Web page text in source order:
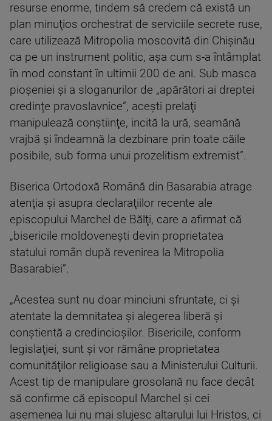
resurse enorme, tindem să credem că există un
plan minuţios orchestrat de serviciile secrete ruse,
care utilizează Mitropolia moscovită din Chişinău
ca pe un instrument politic, aşa cum s-a întâmplat
în mod constant în ultimii 200 de ani. Sub masca
pioşeniei şi a sloganurilor de „apărători ai dreptei
credinţe pravoslavnice”, aceşti prelaţi
manipulează conştiinţe, incită la ură, seamănă
vrajbă şi îndeamnă la dezbinare prin toate căile
posibile, sub forma unui prozelitism extremist”.
Biserica Ortodoxă Română din Basarabia atrage
atenţia şi asupra declaraţiilor recente ale
episcopului Marchel de Bălţi, care a afirmat că
„bisericile moldoveneşti devin proprietatea
statului român după revenirea la Mitropolia
Basarabiei”.
„Acestea sunt nu doar minciuni sfruntate, ci şi
atentate la demnitatea şi alegerea liberă şi
conştientă a credincioşilor. Bisericile, conform
legislaţiei, sunt şi vor rămâne proprietatea
comunităţilor religioase sau a Ministerului Culturii.
Acest tip de manipulare grosolană nu face decât
să confirme că episcopul Marchel şi cei
asemenea lui nu mai slujesc altarului lui Hristos, ci